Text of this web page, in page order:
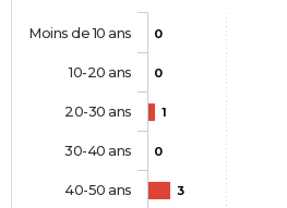
0
0
1
0
3
Moins de 10 ans
10-20 ans
20-30 ans
30-40 ans
40-50 ans